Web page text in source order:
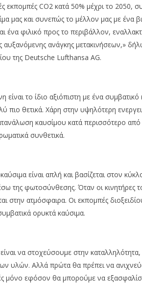
εκπομπές CO2 κατά 50% μέχρι το 2050,
μας και συνεπώς το μέλλον μας με ένα
ένα φιλικό προς το περιβάλλον,
αυξανόμενης ανάγκης μετακινήσεων,»
της Deutsche Lufthansa AG.
είναι το ίδιο αξιόπιστη με ένα
πιο θετικά. Χάρη στην υψηλότερη
καυσίμου κατά περισσότερο από
συνθετικά.
είναι απλή και βασίζεται στον
της φωτοσύνθεσης. Όταν οι κινητήρες
στην ατμόσφαιρα. Οι εκπομπές
ορυκτά καύσιμα.
να στοχεύσουμε στην καταλληλότητα,
υλών. Αλλά πρώτα θα πρέπει να
μόνο εφόσον θα μπορούμε να